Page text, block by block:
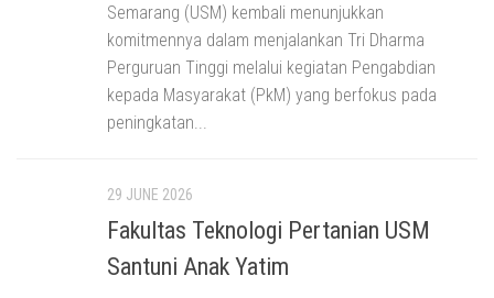
Semarang (USM) kembali menunjukkan
komitmennya dalam menjalankan Tri Dharma
Perguruan Tinggi melalui kegiatan Pengabdian
kepada Masyarakat (PkM) yang berfokus pada
peningkatan...
29 JUNE 2026
Fakultas Teknologi Pertanian USM
Santuni Anak Yatim